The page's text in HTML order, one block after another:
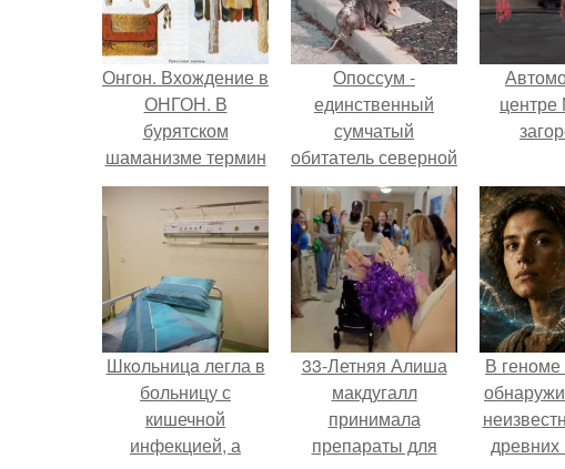
Онгон. Вхождение в
ОНГОН. В
бурятском
шаманизме термин
онгон означает
"Божество, дух".
Опоссум -
единственный
сумчатый
обитатель северной
америки.
Шкoльницa легла в
больницу с
кишечной
инфекцией, а
33-Летняя Алиша
макдугалл
принимала
препараты для
В геноме
древних